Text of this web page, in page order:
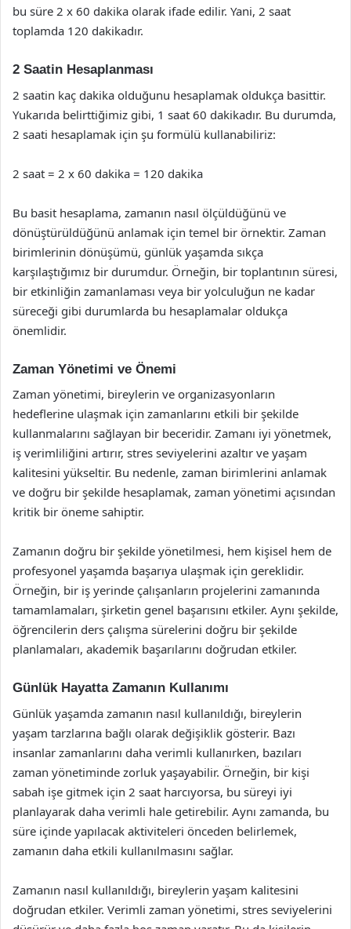
bu süre 2 x 60 dakika olarak ifade edilir. Yani, 2 saat
toplamda 120 dakikadır.
2 Saatin Hesaplanması
2 saatin kaç dakika olduğunu hesaplamak oldukça basittir.
Yukarıda belirttiğimiz gibi, 1 saat 60 dakikadır. Bu durumda,
2 saati hesaplamak için şu formülü kullanabiliriz:
2 saat = 2 x 60 dakika = 120 dakika
Bu basit hesaplama, zamanın nasıl ölçüldüğünü ve
dönüştürüldüğünü anlamak için temel bir örnektir. Zaman
birimlerinin dönüşümü, günlük yaşamda sıkça
karşılaştığımız bir durumdur. Örneğin, bir toplantının süresi,
bir etkinliğin zamanlaması veya bir yolculuğun ne kadar
süreceği gibi durumlarda bu hesaplamalar oldukça
önemlidir.
Zaman Yönetimi ve Önemi
Zaman yönetimi, bireylerin ve organizasyonların
hedeflerine ulaşmak için zamanlarını etkili bir şekilde
kullanmalarını sağlayan bir beceridir. Zamanı iyi yönetmek,
iş verimliliğini artırır, stres seviyelerini azaltır ve yaşam
kalitesini yükseltir. Bu nedenle, zaman birimlerini anlamak
ve doğru bir şekilde hesaplamak, zaman yönetimi açısından
kritik bir öneme sahiptir.
Zamanın doğru bir şekilde yönetilmesi, hem kişisel hem de
profesyonel yaşamda başarıya ulaşmak için gereklidir.
Örneğin, bir iş yerinde çalışanların projelerini zamanında
tamamlamaları, şirketin genel başarısını etkiler. Aynı şekilde,
öğrencilerin ders çalışma sürelerini doğru bir şekilde
planlamaları, akademik başarılarını doğrudan etkiler.
Günlük Hayatta Zamanın Kullanımı
Günlük yaşamda zamanın nasıl kullanıldığı, bireylerin
yaşam tarzlarına bağlı olarak değişiklik gösterir. Bazı
insanlar zamanlarını daha verimli kullanırken, bazıları
zaman yönetiminde zorluk yaşayabilir. Örneğin, bir kişi
sabah işe gitmek için 2 saat harcıyorsa, bu süreyi iyi
planlayarak daha verimli hale getirebilir. Aynı zamanda, bu
süre içinde yapılacak aktiviteleri önceden belirlemek,
zamanın daha etkili kullanılmasını sağlar.
Zamanın nasıl kullanıldığı, bireylerin yaşam kalitesini
doğrudan etkiler. Verimli zaman yönetimi, stres seviyelerini